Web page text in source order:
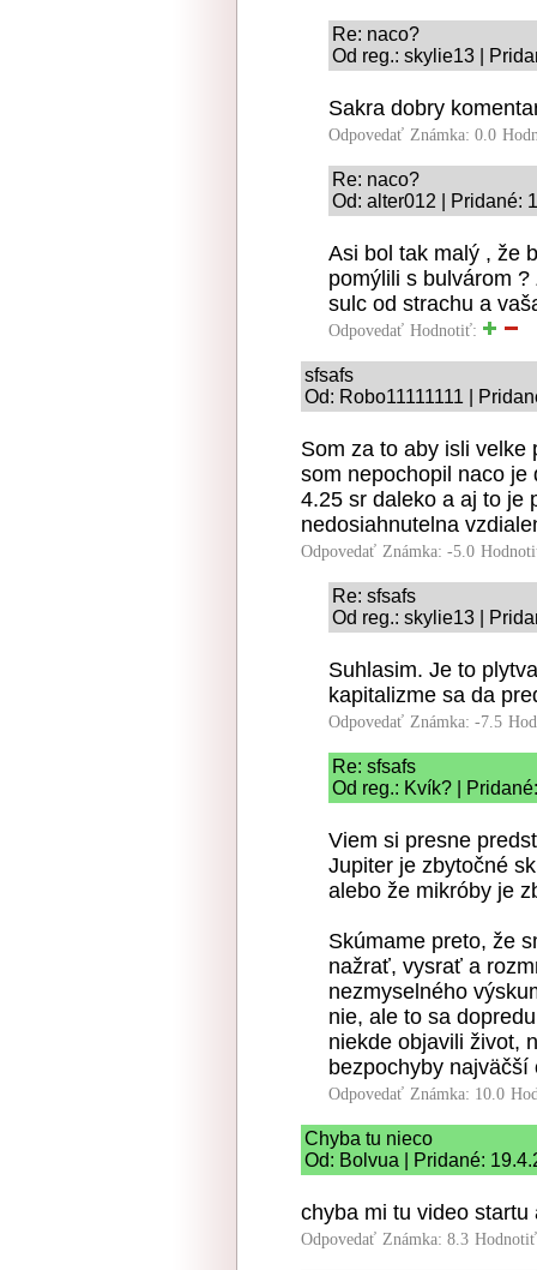
Re: naco?
Od reg.: skylie13 |
Sakra dobry
Odpovedať Známka: 0.0
Re: naco?
Od: alter012 | Pridané:
Asi bol tak malý , že
pomýlili s bulvárom
sulc od strachu a
Odpovedať Hodnotiť:
sfsafs
Od: Robo11111111 |
Som za to aby isli velke
som nepochopil naco je
4.25 sr daleko a aj to je
nedosiahnutelna
Odpovedať Známka: -5.0
Re: sfsafs
Od reg.: skylie13 |
Suhlasim. Je to
kapitalizme sa da
Odpovedať Známka: -7.5
Re: sfsafs
Od reg.: Kvík? |
Viem si presne
Jupiter je zbytočné
alebo že mikróby je
Skúmame preto, že
nažrať, vysrať a
nezmyselného
nie, ale to sa
niekde objavili život,
bezpochyby najväčší
Odpovedať Známka: 10.0
Chyba tu nieco
Od: Bolvua | Pridané:
chyba mi tu video
Odpovedať Známka: 8.3